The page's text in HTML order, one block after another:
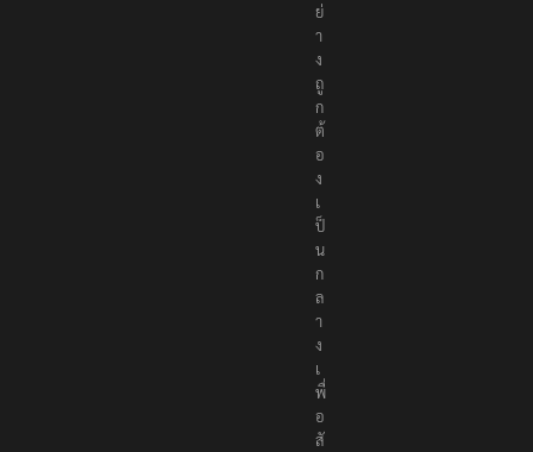
ย่
า
ง
ถู
ก
ต้
อ
ง
เ
ป็
น
ก
ล
า
ง
เ
พื่
อ
สั